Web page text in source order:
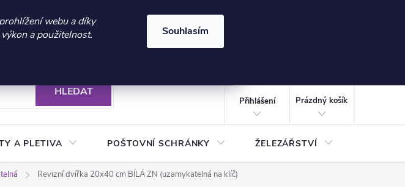
Kč | Platnost do 21.9.2026 ⏰ | Kód: LÉTO2026
webu a díky
a použitelnost.
Souhlasím
269 200
ochrany osobních údajů
HLEDAT
Přihlášení
KOŠÍK
Prázdný košík
A PLETIVA POŠTOVNÍ SCHRÁNKY ŽELEZÁŘSTVÍ
Revizní dvířka 20x40 cm BÍLÁ ZN (uzamykatelná na klíč)